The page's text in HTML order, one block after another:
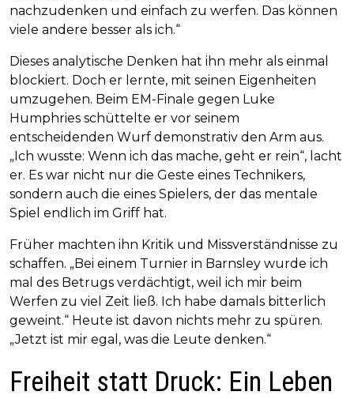
nachzudenken und einfach zu werfen. Das können
viele andere besser als ich.“
Dieses analytische Denken hat ihn mehr als einmal
blockiert. Doch er lernte, mit seinen Eigenheiten
umzugehen. Beim EM-Finale gegen Luke
Humphries schüttelte er vor seinem
entscheidenden Wurf demonstrativ den Arm aus.
„Ich wusste: Wenn ich das mache, geht er rein“, lacht
er. Es war nicht nur die Geste eines Technikers,
sondern auch die eines Spielers, der das mentale
Spiel endlich im Griff hat.
Früher machten ihn Kritik und Missverständnisse zu
schaffen. „Bei einem Turnier in Barnsley wurde ich
mal des Betrugs verdächtigt, weil ich mir beim
Werfen zu viel Zeit ließ. Ich habe damals bitterlich
geweint.“ Heute ist davon nichts mehr zu spüren.
„Jetzt ist mir egal, was die Leute denken.“
Freiheit statt Druck: Ein Leben